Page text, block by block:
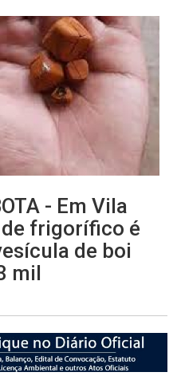
- Em Vila
frigorífico é
de boi
mil